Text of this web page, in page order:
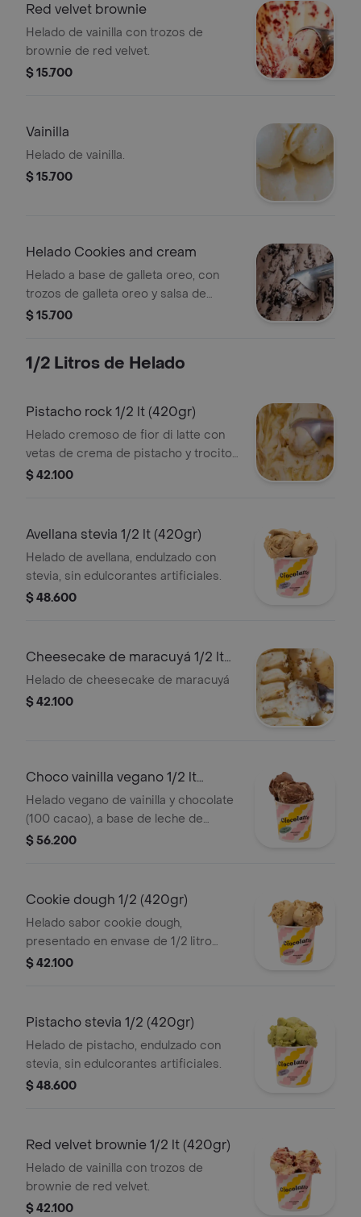
Red velvet brownie
Helado de vainilla con trozos de
brownie de red velvet.
$ 15.700
Vainilla
Helado de vainilla.
$ 15.700
Helado Cookies and cream
Helado a base de galleta oreo, con
trozos de galleta oreo y salsa de
chocolate.
$ 15.700
1/2 Litros de Helado
Pistacho rock 1/2 lt (420gr)
Helado cremoso de fior di latte con
vetas de crema de pistacho y trocitos
crujientes de wafer
$ 42.100
Avellana stevia 1/2 lt (420gr)
Helado de avellana, endulzado con
stevia, sin edulcorantes artificiales.
$ 48.600
Cheesecake de maracuyá 1/2 lt
(420gr)
Helado de cheesecake de maracuyá
$ 42.100
Choco vainilla vegano 1/2 lt
(420gr)
Helado vegano de vainilla y chocolate
(100 cacao), a base de leche de
almendras y crema de coco sin
$ 56.200
Cookie dough 1/2 (420gr)
Helado sabor cookie dough,
presentado en envase de 1/2 litro
(420gr).
$ 42.100
Pistacho stevia 1/2 (420gr)
Helado de pistacho, endulzado con
stevia, sin edulcorantes artificiales.
$ 48.600
Red velvet brownie 1/2 lt (420gr)
Helado de vainilla con trozos de
brownie de red velvet.
$ 42.100